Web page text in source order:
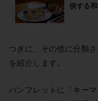
供する
つぎに、その他に分類
を紹介します。
パンフレットに「キー